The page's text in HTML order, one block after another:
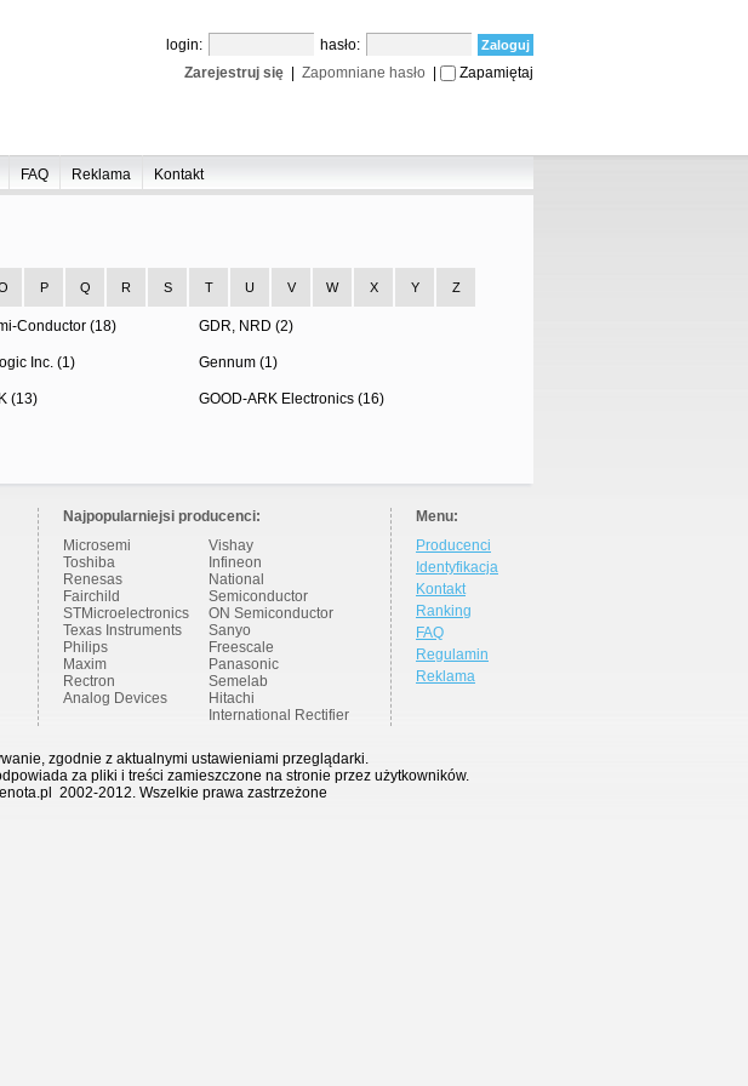
login:
hasło:
Zarejestruj się
Zapomniane hasło Zapamiętaj
FAQ Reklama Kontakt
P Q R S T U V W X Y Z
Conductor (18) GDR, NRD (2)
Inc. (1) Gennum (1)
(13) GOOD-ARK Electronics (16)
Najpopularniejsi producenci:
Microsemi
Toshiba
Renesas
Fairchild
STMicroelectronics
Texas Instruments
Philips
Maxim
Rectron
Analog Devices
Vishay
Infineon
National
Semiconductor
ON Semiconductor
Sanyo
Freescale
Panasonic
Semelab
Hitachi
International Rectifier
Menu:
Producenci
Identyfikacja
Kontakt
Ranking
FAQ
Regulamin
Reklama
zgodnie z aktualnymi ustawieniami przeglądarki.
za pliki i treści zamieszczone na stronie przez użytkowników.
2002-2012. Wszelkie prawa zastrzeżone